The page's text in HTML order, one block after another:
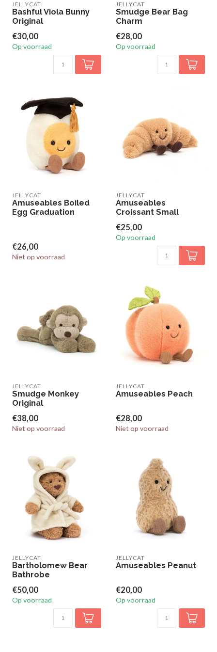
JELLYCAT
Bashful Viola Bunny
Original
€30,00
Op voorraad
JELLYCAT
Smudge Bear Bag
Charm
€28,00
Op voorraad
JELLYCAT
Amuseables Boiled
Egg Graduation
€26,00
Niet op voorraad
JELLYCAT
Amuseables
Croissant Small
€25,00
Op voorraad
JELLYCAT
Smudge Monkey
Original
€38,00
Niet op voorraad
JELLYCAT
Amuseables Peach
€28,00
Niet op voorraad
JELLYCAT
Bartholomew Bear
Bathrobe
€50,00
Op voorraad
JELLYCAT
Amuseables Peanut
€20,00
Op voorraad